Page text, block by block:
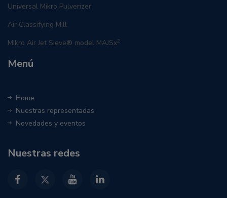
Universal Mikro Pulverizer
Air Classifying Mill
Mikro Air Jet Sieve® model MAJSx2
Menú
Home
Nuestras representadas
Novedades y eventos
Nuestras redes